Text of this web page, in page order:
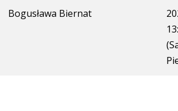
Bogusława Biernat